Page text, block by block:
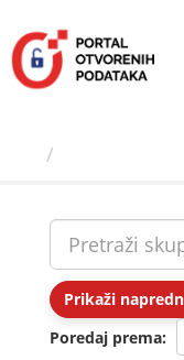
sadržaj
Prikaži
Poredaj prema